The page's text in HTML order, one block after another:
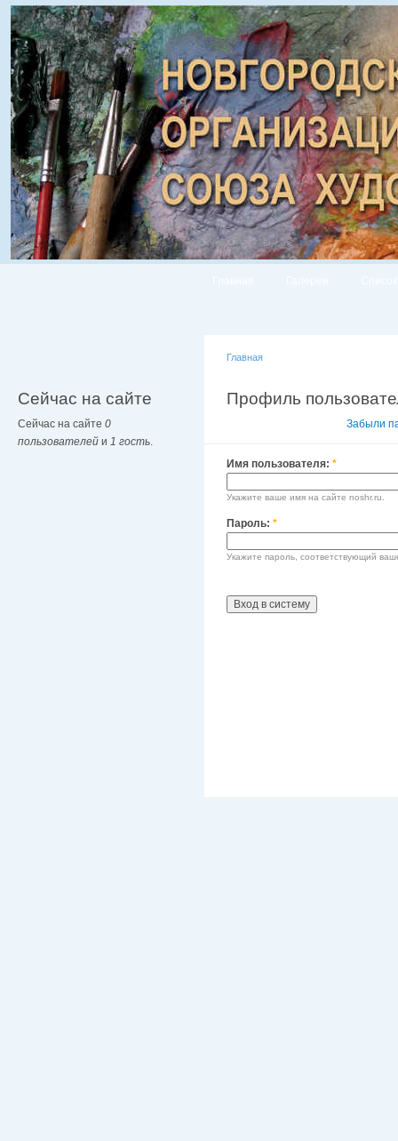
Сейчас на сайте
Сейчас на сайте 0
пользователей и 1 гость.
Главная
Профиль
Забыли
Имя пользователя: *
Укажите ваше имя на сайте noshr.ru.
Пароль: *
Укажите пароль, соответствующий